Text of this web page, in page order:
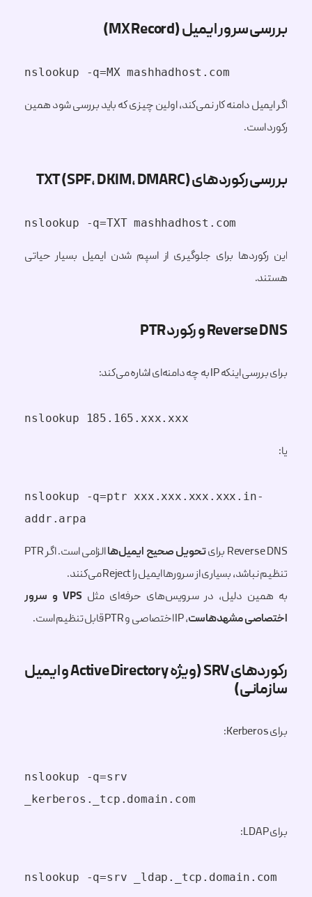
بررسی سرور ایمیل (MX Record)
nslookup -q=MX mashhadhost.com
اگر ایمیل دامنه کار نمی‌کند، اولین چیزی که باید بررسی شود همین
رکورد است.
بررسی رکوردهای TXT (SPF, DKIM, DMARC)
nslookup -q=TXT mashhadhost.com
این رکوردها برای جلوگیری از اسپم شدن ایمیل بسیار حیاتی
هستند.
Reverse DNS و رکورد PTR
برای بررسی اینکه IP به چه دامنه‌ای اشاره می‌کند:
nslookup 185.165.xxx.xxx
یا:
nslookup -q=ptr xxx.xxx.xxx.xxx.in-
addr.arpa
Reverse DNS برای تحویل صحیح ایمیل‌ها
الزامی است. اگر PTR
تنظیم نباشد، بسیاری از سرورها ایمیل را Reject می‌کنند.
به همین دلیل، در سرویس‌های حرفه‌ای مثل
VPS و سرور
اختصاصی مشهدهاست، IP اختصاصی و PTR قابل تنظیم است.
رکوردهای SRV (ویژه Active Directory و ایمیل
سازمانی)
برای Kerberos:
nslookup -q=srv
_kerberos._tcp.domain.com
برای LDAP:
nslookup -q=srv _ldap._tcp.domain.com